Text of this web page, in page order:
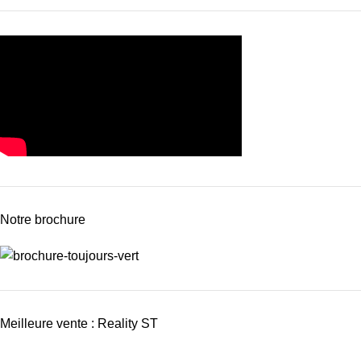
Notre brochure
Meilleure vente : Reality ST